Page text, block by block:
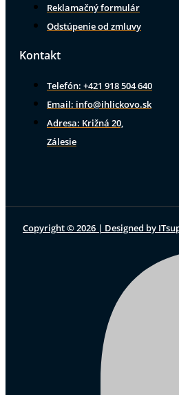
Reklamačný formulár
Odstúpenie od zmluvy
Kontakt
Telefón: +421 918 504 640
Email: info@ihlickovo.sk
Adresa: Križná 20,
Zálesie
Copyright © 2026 | Designed by